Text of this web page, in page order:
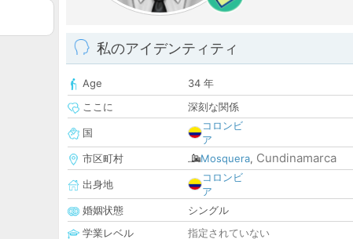
私のアイデンティティ
Age
34 年
ここに
深刻な関係
国
コロンビ
ア
市区町村
Mosquera, Cundinamarca
出身地
コロンビ
ア
婚姻状態
シングル
学業レベル
指定されていない